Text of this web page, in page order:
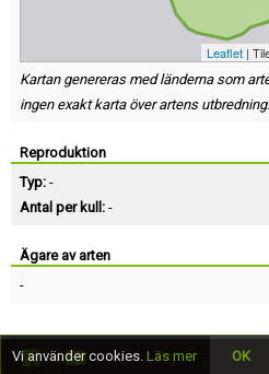
Leaflet |
Kartan genereras med länderna som
ingen exakt karta över artens utbredning.
Reproduktion
Typ: -
Antal per kull: -
Ägare av arten
-
Vi använder cookies. Läs mer OK